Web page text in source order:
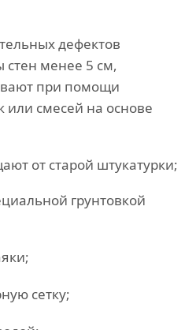
дефектов
стен менее 5 см,
при помощи
или смесей на основе
от старой штукатурки;
грунтовкой
сетку;